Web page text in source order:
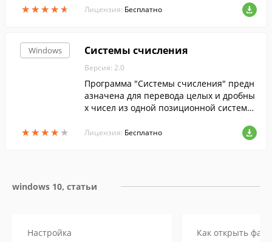
★★★★★
★★★★★
и.
Лицензия: Бесплатно
Windows
★★★★ ★
★★★★ ★
Системы счисления
Версия: 2.0
Программа "Системы счисления" предн
азначена для перевода целых и дробны
х чисел из одной позиционной системы
сленными основаниями в другую. Диап
азон значений систем счисления - от 2
Лицензия: Бесплатно
windows 10, статьи
Настройка
Как открыть файл